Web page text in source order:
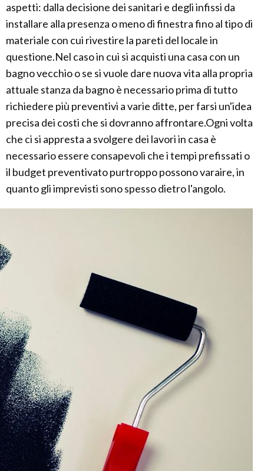
aspetti: dalla decisione dei sanitari e degli infissi da
installare alla presenza o meno di finestra fino al tipo di
materiale con cui rivestire la pareti del locale in
questione.Nel caso in cui si acquisti una casa con un
bagno vecchio o se si vuole dare nuova vita alla propria
attuale stanza da bagno è necessario prima di tutto
richiedere più preventivi a varie ditte, per farsi un'idea
precisa dei costi che si dovranno affrontare.Ogni volta
che ci si appresta a svolgere dei lavori in casa è
necessario essere consapevoli che i tempi prefissati o
il budget preventivato purtroppo possono varaire, in
quanto gli imprevisti sono spesso dietro l'angolo.